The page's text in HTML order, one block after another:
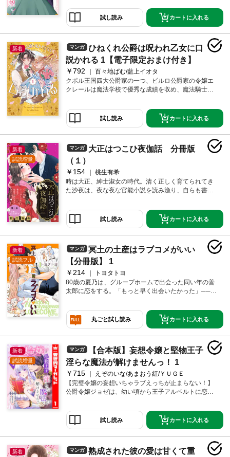
いたルビーだったが……超前向きな家族愛に溢れる優
しい王女に育っていた！嫁いですぐに正体を見破られ
たルビーは離宮へと追いやられてしまうが、魔の森で
「毒使い」の能力を発揮することになり……？無自覚
虐げられ王女と恋愛ポンコツ陛下のすれ違いラブコメ
ディ
試し読み カートに入れる
新着 マンガ
ひねくれ公爵は呪われ乙女に口
説かれる 1【電子限定おまけ付き】
￥792
百々地ぱむ/藍上イオタ
クポル王国四大公爵家の一つ、ビルロ公爵家の令嬢エ
クレールは魔法学校で優秀な成績を収め、魔法騎士と
クレールは王女を庇い謎の魔法陣に取り込まれてしま
う。候補者として会場にいたタモン公爵家当主・ミス
トラルが助けに入るも、エクレールの身体は小さな少
女の姿になっていて――!?WEBコミック誌「コミック
ライドアイビーvol.34～vol.38」同単話版1話～5話まで
を収録しています。
試し読み カートに入れる
新着
試読増量
マンガ
大正はつこひ夜伽話 分冊版
（１）
￥154
桃生有希
時は大正、紳士淑女の時代。清く正しく育てられてき
た沙夜は、夜な夜な官能小説を読み漁り、自らも書き
と思いきや、なんと右京は小説の官能描写へダメ出
し！！ 殿方と全く関わってこなかった沙夜は、右京
によってリアルな「男」を知っていく…！？ 第一夜
試し読み カートに入れる
新着
試読フル
マンガ
冥土の土産はラブコメがいい
【分冊版】 1
￥214
トヨタトヨ
80歳の夏乃は、グループホームで出会った同い年の善
太郎に恋をする。「もっと早く出会いたかった」──ダ
イムリープしていた!?運命のいたずらで80年遠回りし
たふたりの人生やり直しラブストーリーが今、幕を開
ける！
丸ごと試し読み カートに入れる
新着
試読増量
マンガ
【合本版】妄想令嬢と堅物王子
淫らな魔法が解けませんっ！ 1
￥715
えぞのいな/あまおう紅/ＹＵＧＥ
【完璧令嬢の妄想いちゃラブえっちが止まらない！】
公爵令嬢ジョゼは、幼い頃から王子アルベルトに恋を
ね、外から見れば完璧なお嬢様。けれどその正体は―
―恋愛小説を自分たちに当てはめて妄想する、重度の
ロマンチストだった！ ついにアルベルトとの婚約も
決まり幸せいっぱいのはずが……愛し合う男女の前に
現れ、いたずらに心をかき乱す“ブドウの魔女”に魔法を
かけられてしまう。「えっちな妄想でとろとろになっ
試し読み カートに入れる
新着 マンガ
熟成された彼の愛は甘くて重